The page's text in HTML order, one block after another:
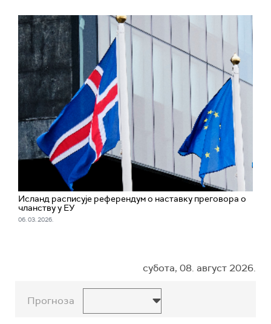
Исланд расписује референдум о наставку преговора о
чланству у ЕУ
06. 03. 2026.
субота, 08. август 2026.
Прогноза